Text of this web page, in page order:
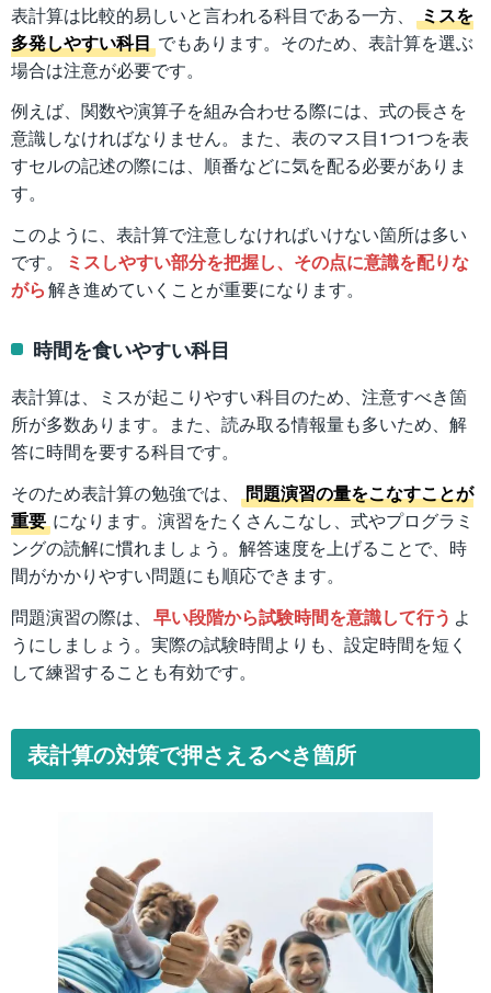
表計算は比較的易しいと言われる科目である一方、
ミスを
多発しやすい科目 でもあります。そのため、表計算を選ぶ
場合は注意が必要です。
例えば、関数や演算子を組み合わせる際には、式の長さを
意識しなければなりません。また、表のマス目1つ1つを表
すセルの記述の際には、順番などに気を配る必要がありま
す。
このように、表計算で注意しなければいけない箇所は多い
です。
ミスしやすい部分を把握し、その点に意識を配りな
がら解き進めていくことが重要になります。
時間を食いやすい科目
表計算は、ミスが起こりやすい科目のため、注意すべき箇
所が多数あります。また、読み取る情報量も多いため、解
答に時間を要する科目です。
そのため表計算の勉強では、
問題演習の量をこなすことが
重要 になります。演習をたくさんこなし、式やプログラミ
ングの読解に慣れましょう。解答速度を上げることで、時
間がかかりやすい問題にも順応できます。
問題演習の際は、 早い段階から試験時間を意識して行う よ
うにしましょう。実際の試験時間よりも、設定時間を短く
して練習することも有効です。
表計算の対策で押さえるべき箇所